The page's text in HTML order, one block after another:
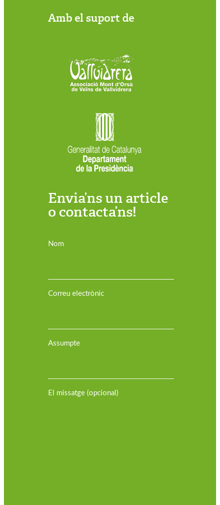
Amb el suport de
Envia’ns un article
o contacta’ns!
Nom
Correu electrònic
Assumpte
El missatge (opcional)